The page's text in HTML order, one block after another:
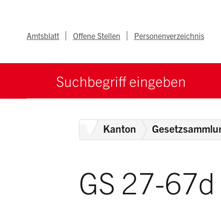
Metanav
Amtsblatt Offene Stellen Personenverzeichnis
Suchbegriff
HomeKanton
GS 27-67d